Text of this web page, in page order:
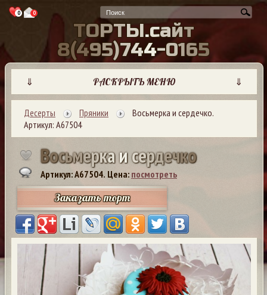
0 0
ТОРТЫ.сайт
8(495)744-0165
⇓ РАСКРЫТЬ МЕНЮ ⇓
Десерты Пряники
Восьмерка и сердечко.
Артикул: А67504
Восьмеркаисердечко
Артикул: A67504. Цена: посмотреть
Заказать торт